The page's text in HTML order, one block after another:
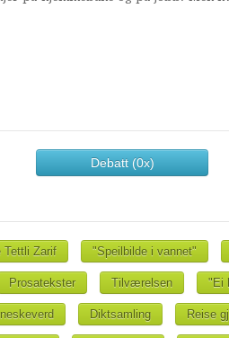
Debatt (0x)
Tettli Zarif "Speilbilde i vannet"
Prosatekster Tilværelsen "Ei
Diktsamling Reise